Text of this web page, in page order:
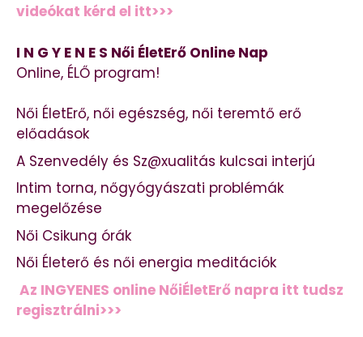
videókat kérd el itt>>>
I N G Y E N E S Női ÉletErő Online Nap
Online, ÉLŐ program!
Női ÉletErő, női egészség, női teremtő erő
előadások
A Szenvedély és Sz@xualitás kulcsai interjú
Intim torna, nőgyógyászati problémák
megelőzése
Női Csikung órák
Női Életerő és női energia meditációk
Az INGYENES online NőiÉletErő napra itt tudsz
regisztrálni>>>